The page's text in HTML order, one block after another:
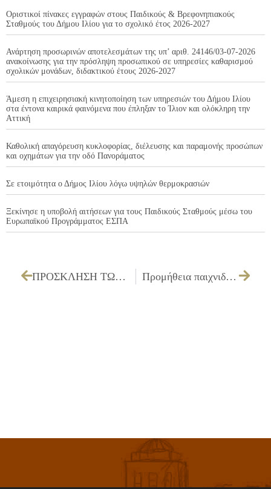
Οριστικοί πίνακες εγγραφών στους Παιδικούς & Βρεφονηπιακούς
Σταθμούς του Δήμου Ιλίου για το σχολικό έτος 2026-2027
Ανάρτηση προσωρινών αποτελεσμάτων της υπ’ αριθ. 24146/03-07-2026
ανακοίνωσης για την πρόσληψη προσωπικού σε υπηρεσίες καθαρισμού
σχολικών μονάδων, διδακτικού έτους 2026-2027
Άμεση η επιχειρησιακή κινητοποίηση των υπηρεσιών του Δήμου Ιλίου
στα έντονα καιρικά φαινόμενα που έπληξαν το Ίλιον και ολόκληρη την
Αττική
Καθολική απαγόρευση κυκλοφορίας, διέλευσης και παραμονής προσώπων
και οχημάτων για την οδό Πανοράματος
Σε ετοιμότητα ο Δήμος Ιλίου λόγω υψηλών θερμοκρασιών
Ξεκίνησε η υποβολή αιτήσεων για τους Παιδικούς Σταθμούς μέσω του
Ευρωπαϊκού Προγράμματος ΕΣΠΑ
ΠΡΟΣΚΛΗΣΗ ΤΩΝ ΜΕΛΩΝ ΤΟΥ ΔΗΜΟΤΙΚΟΥ ΣΥΜΒΟΥΛΙΟΥ ΓΙΑ ΤΗΝ 27/04/2023 Προμήθεια παιχνιδιών για τους αύλειους χώρους της Δ/νσης Προσχολικής Αγωγής του Δήμου Ιλίου